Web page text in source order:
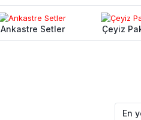
Ankastre Setler Çeyiz